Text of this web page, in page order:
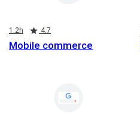
Mobile commerce
Duration
1.2h
Rating 4.7
Duration
Rating